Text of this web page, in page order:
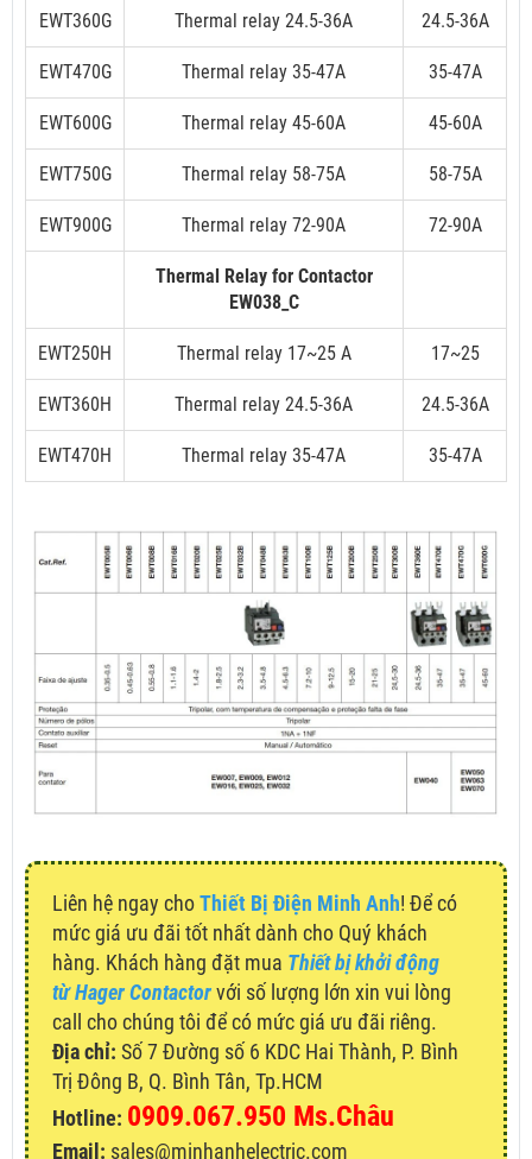
EWT360G Thermal relay 24.5-36A 24.5-36A
EWT470G Thermal relay 35-47A 35-47A
EWT600G Thermal relay 45-60A 45-60A
EWT750G Thermal relay 58-75A 58-75A
EWT900G Thermal relay 72-90A 72-90A
Thermal Relay for Contactor
EW038_C
EWT250H Thermal relay 17~25 A 17~25
EWT360H Thermal relay 24.5-36A 24.5-36A
EWT470H Thermal relay 35-47A 35-47A
Liên hệ ngay choThiết Bị Điện Minh Anh! Để có
mức giá ưu đãi tốt nhất dành cho Quý khách
hàng. Khách hàng đặt mua Thiết bị khởi động
từ Hager Contactorvới số lượng lớn xin vui lòng
call cho chúng tôi để có mức giá ưu đãi riêng.
Địa chỉ: Số 7 Đường số 6 KDC Hai Thành, P. Bình
Trị Đông B, Q. Bình Tân, Tp.HCM
Hotline: 0909.067.950 Ms.Châu
Email: sales@minhanhelectric.com